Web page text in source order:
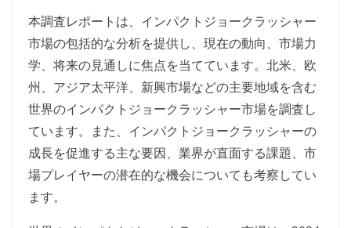
本調査レポートは、インパクトジョークラッシャー
市場の包括的な分析を提供し、現在の動向、市場力
学、将来の見通しに焦点を当てています。北米、欧
州、アジア太平洋、新興市場などの主要地域を含む
世界のインパクトジョークラッシャー市場を調査し
ています。また、インパクトジョークラッシャーの
成長を促進する主な要因、業界が直面する課題、市
場プレイヤーの潜在的な機会についても考察してい
ます。